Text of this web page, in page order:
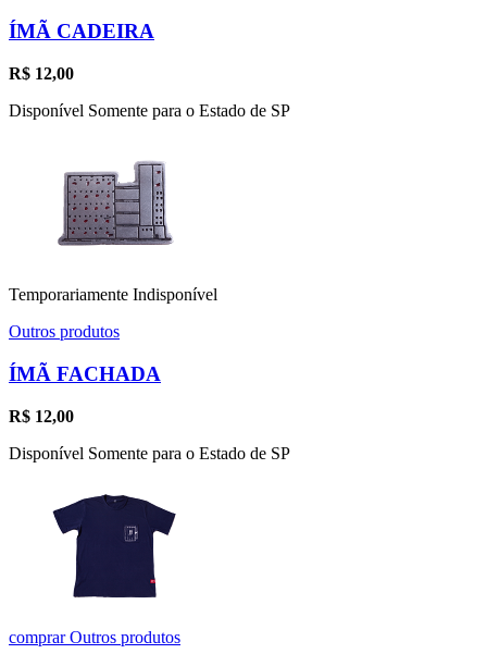
ÍMÃ CADEIRA
R$ 12,00
Disponível Somente para o Estado de SP
Temporariamente Indisponível
Outros produtos
ÍMÃ FACHADA
R$ 12,00
Disponível Somente para o Estado de SP
comprarOutros produtos